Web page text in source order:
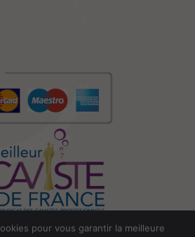
pour vous garantir la meilleure